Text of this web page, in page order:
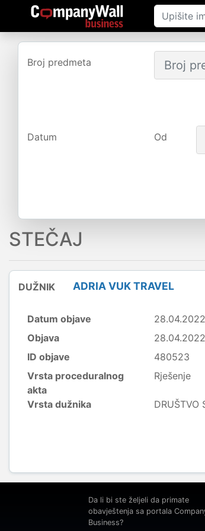
Broj predmeta
Datum Od
STEČAJ
DUŽNIK ADRIA VUK TRAVEL
Datum objave
Objava
ID objave
480523
Vrsta proceduralnog
akta
Rješenje
Vrsta dužnika DRUŠTVO
Da li bi ste željeli da primate
obavještenja sa portala
Business?